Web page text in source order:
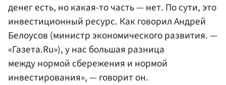
денег есть, но какая-то часть — нет. По сути, это
инвестиционный ресурс. Как говорил Андрей
Белоусов (министр экономического развития. —
«Газета.Ru»), у нас большая разница
между нормой сбережения и нормой
инвестирования», — говорит он.